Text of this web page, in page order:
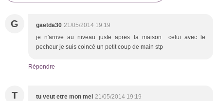
G gaetda30 21/05/2014 19:19
je n'arrive au niveau juste apres la maison celui avec le
pecheur je suis coincé un petit coup de main stp
Répondre
T tu veut etre mon mei 21/05/2014 19:19